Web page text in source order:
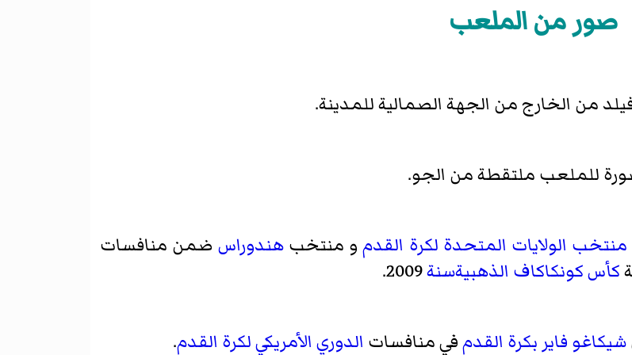
صور من الملعب
من الخارج من الجهة الصمالية للمدينة.
للملعب ملتقطة من الجو.
منتخب الولايات المتحدة لكرة القدمو منتخبهندوراس ضمن منافسات
كأس كونكاكاف الذهبيةسنة
شيكاغو فاير بكرة القدمفي منافسات الدوري الأمريكي لكرة القدم.